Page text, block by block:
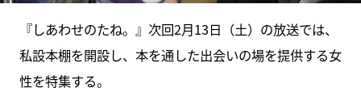
『しあわせのたね。』次回2月13日（土）の放送では、
私設本棚を開設し、本を通した出会いの場を提供する女
性を特集する。